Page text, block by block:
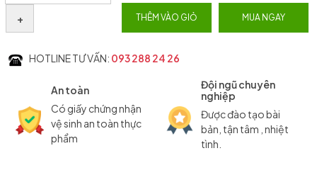
+ THÊM VÀO GIỎ MUA NGAY
HOTLINE TƯ VẤN: 093 288 24 26
An toàn
Có giấy chứng nhận
vệ sinh an toàn thực
phẩm
Đội ngũ chuyên
nghiệp
Được đào tạo bài
bản, tận tâm , nhiệt
tình.